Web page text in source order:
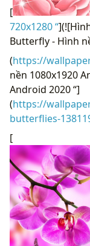
[
720x1280 “
Butterfly - Hình
(https://
nền 1080x1920
Android 2020 “]
(https://
butterflies-
[